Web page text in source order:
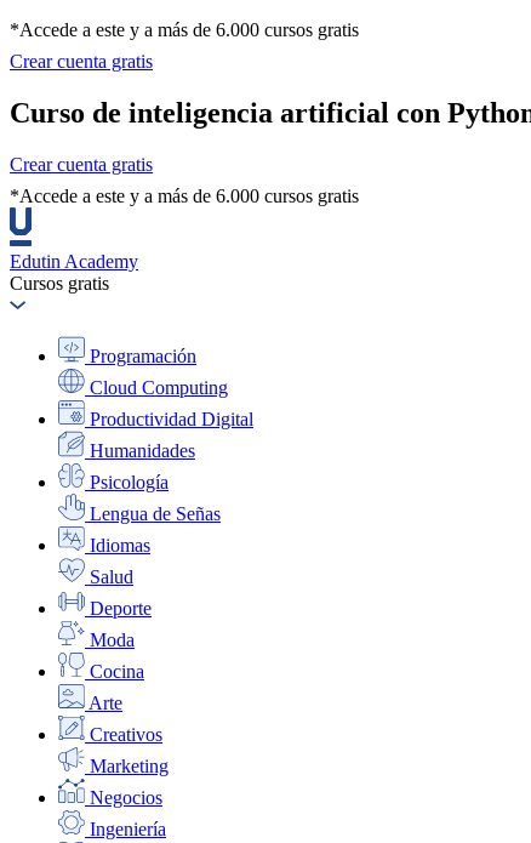
*Accede a este y a más de 6.000 cursos gratis
Crear cuenta gratis
Curso de inteligencia artificial con
Crear cuenta gratis
*Accede a este y a más de 6.000 cursos gratis
Edutin Academy
Cursos gratis
Programación
Cloud Computing
Productividad Digital
Humanidades
Psicología
Lengua de Señas
Idiomas
Salud
Deporte
Moda
Cocina
Arte
Creativos
Marketing
Negocios
Ingeniería